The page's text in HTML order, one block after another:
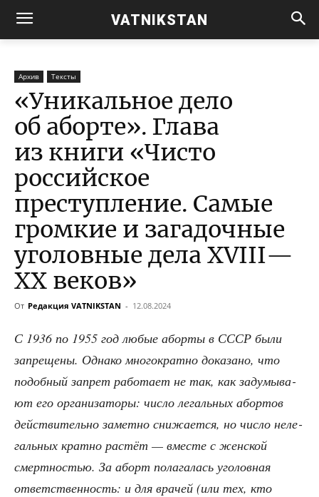
VATNIKSTAN
Архив Тексты
«Уникальное дело
об аборте». Глава
из книги «Чисто
российское
преступление. Самые
громкие и загадочные
уголовные дела XVIII—
XX веков»
От Редакция VATNIKSTAN - 12.08.2024
С 1936 по 1955 год любые абор­ты в СССР были
запре­ще­ны. Одна­ко мно­го­крат­но дока­за­но, что
подоб­ный запрет рабо­та­ет не так, как заду­мы­ва­
ют его орга­ни­за­то­ры: чис­ло легаль­ных абор­тов
дей­стви­тель­но замет­но сни­жа­ет­ся, но чис­ло неле­
галь­ных крат­но рас­тёт — вме­сте с жен­ской
смерт­но­стью. За аборт пола­га­лась уго­лов­ная
ответ­ствен­ность: и для вра­чей (или тех, кто